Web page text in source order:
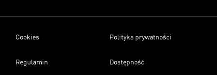
Cookies Polityka prywatności
Regulamin Dostępność